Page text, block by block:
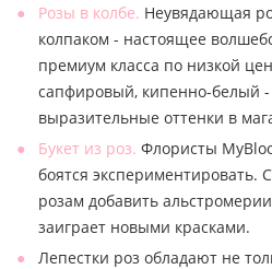
Розы в колбе. Неувядающая
колпаком - настоящее
премиум класса по низкой
сапфировый, кипенно-белый
выразительные оттенки в
Букет из роз. Флористы
боятся экспериментировать.
розам добавить
заиграет новыми красками.
Лепестки роз обладают не